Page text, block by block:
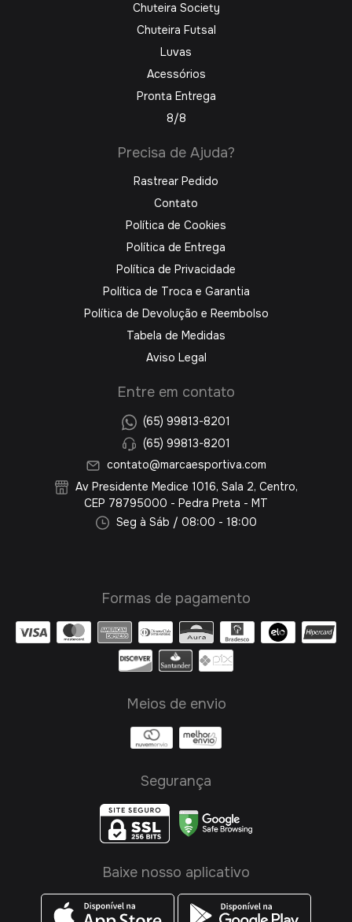
Chuteira Society
Chuteira Futsal
Luvas
Acessórios
Pronta Entrega
8/8
Precisa de Ajuda?
Rastrear Pedido
Contato
Política de Cookies
Política de Entrega
Política de Privacidade
Política de Troca e Garantia
Política de Devolução e Reembolso
Tabela de Medidas
Aviso Legal
Entre em contato
(65) 99813-8201
(65) 99813-8201
contato@marcaesportiva.com
Av Presidente Medice 1016, Sala 2, Centro,
CEP 78795000 - Pedra Preta - MT
Seg à Sáb / 08:00 - 18:00
Formas de pagamento
Meios de envio
Segurança
Baixe nosso aplicativo